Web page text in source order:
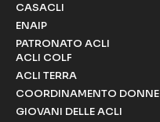
CASACLI
ENAIP
PATRONATO ACLI
ACLI COLF
ACLI TERRA
COORDINAMENTO DONNE
GIOVANI DELLE ACLI